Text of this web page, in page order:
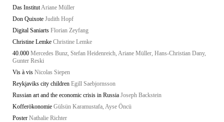
Das Institut Ariane Müller
Don Quixote Judith Hopf
Digital Saniarts Florian Zeyfang
Christine Lemke Christine Lemke
40.000 Mercedes Bunz, Stefan Heidenreich, Ariane Müller, Hans-Christian Dany,
Gunter Reski
Vis à vis Nicolas Siepen
Reykjaviks city children Egill Saebjornsson
Russian art and the economic crisis in Russia Joseph Backstein
Kofferökonomie Gülsün Karamustafa, Ayse Öncü
Poster Nathalie Richter